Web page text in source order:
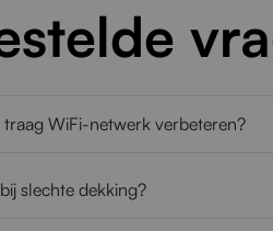
traag WiFi-netwerk verbeteren?
slechte dekking?